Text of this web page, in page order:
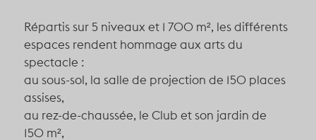
Répartis sur 5 niveaux et 1 700 m², les différents
espaces rendent hommage aux arts du
spectacle :
au sous-sol, la salle de projection de 150 places
assises,
au rez-de-chaussée, le Club et son jardin de
150 m²,